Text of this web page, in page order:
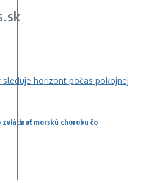
morskú chorobu čo